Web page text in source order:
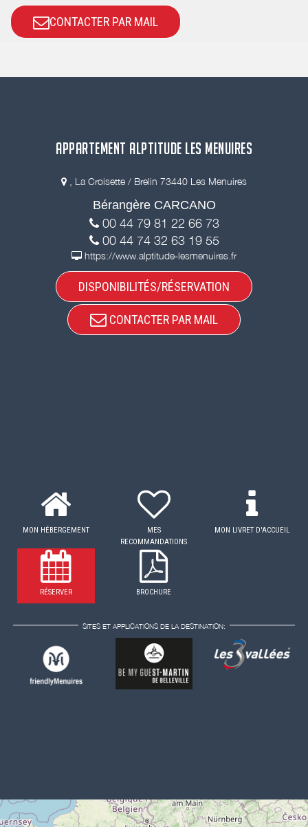
CONTACTER PAR MAIL
APPARTEMENT ALPTITUDE LES MENUIRES
, La Croisette / Brelin 73440 Les Menuires
Bérangère CARCANO
00 44 79 81 22 66 73
00 44 74 32 63 19 55
https://www.alptitude-lesmenuires.fr
DISPONIBILITÉS/RÉSERVATION
CONTACTER PAR MAIL
MON HÉBERGEMENT
MES
RECOMMANDATIONS
MON LIVRET D'ACCUEIL
RÉSERVER BROCHURE
SITES ET APPLICATIONS DE LA DESTINATION: